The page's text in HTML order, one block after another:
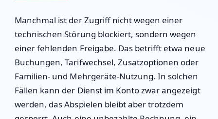
Manchmal ist der Zugriff nicht wegen einer
technischen Störung blockiert, sondern wegen
einer fehlenden Freigabe. Das betrifft etwa neue
Buchungen, Tarifwechsel, Zusatzoptionen oder
Familien- und Mehrgeräte-Nutzung. In solchen
Fällen kann der Dienst im Konto zwar angezeigt
werden, das Abspielen bleibt aber trotzdem